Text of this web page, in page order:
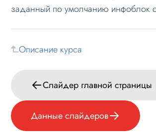
заданный по умолчанию инфоблок
Описание курса
Слайдер главной страницы
Данные слайдеров